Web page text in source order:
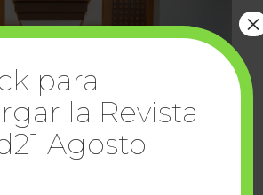
para
la Revista
Agosto
×